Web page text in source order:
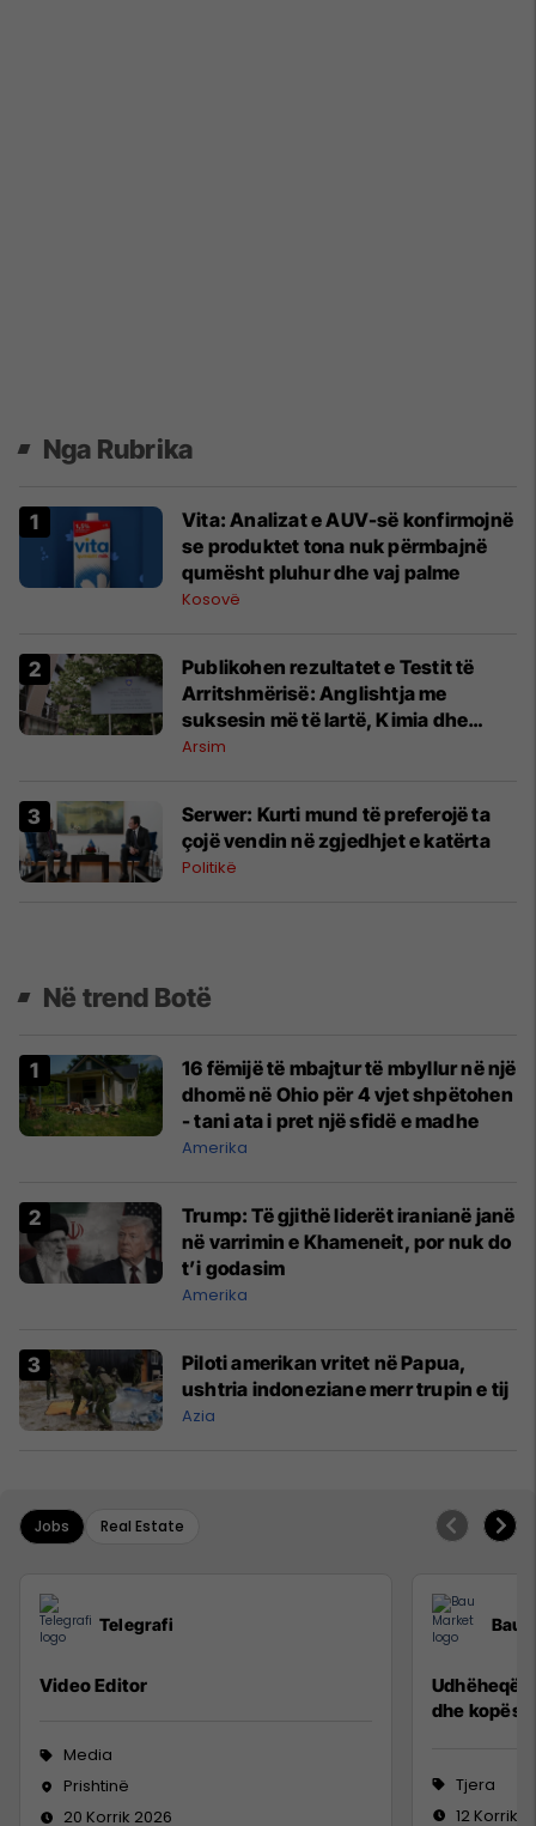
Nga Rubrika
Vita: Analizat e AUV-së konfirmojnë
se produktet tona nuk përmbajnë
qumësht pluhur dhe vaj palme
Kosovë
Publikohen rezultatet e Testit të
Arritshmërisë: Anglishtja me
suksesin më të lartë, Kimia dhe
Matematika më të dobëtat
Arsim
Serwer: Kurti mund të preferojë ta
çojë vendin në zgjedhjet e katërta
Politikë
Në trend Botë
16 fëmijë të mbajtur të mbyllur në një
dhomë në Ohio për 4 vjet shpëtohen
- tani ata i pret një sfidë e madhe
Amerika
Trump: Të gjithë liderët iranianë janë
në varrimin e Khameneit, por nuk do
t’i godasim
Amerika
Piloti amerikan vritet në Papua,
ushtria indoneziane merr trupin e tij
Azia
Jobs Real Estate
Telegrafi
Video Editor
Media
Prishtinë
20 Korrik 2026
Bau
dhe
Tjera
12 Korrik